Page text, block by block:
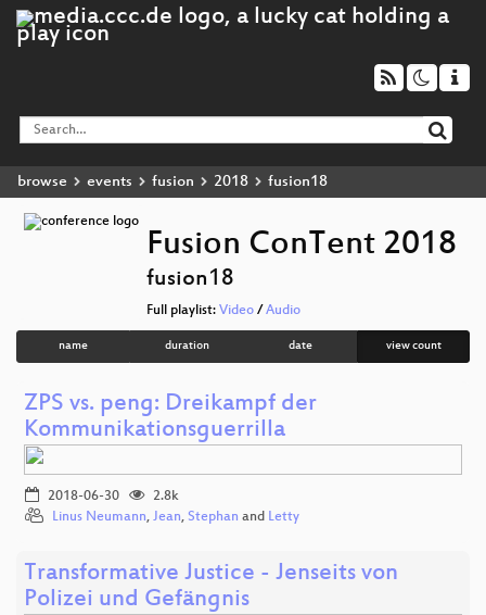
browse events fusion 2018 fusion18
Fusion ConTent 2018
fusion18
Full playlist: Video / Audio
name duration date view count
ZPS vs. peng: Dreikampf der
Kommunikationsguerrilla
2018-06-30
2.8k
Linus Neumann, Jean, Stephan and Letty
Transformative Justice - Jenseits von
Polizei und Gefängnis